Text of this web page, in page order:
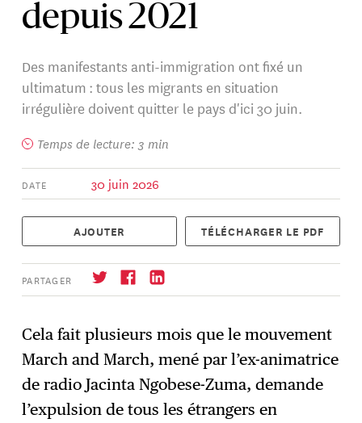
depuis 2021
Des manifestants anti-immigration ont fixé un
ultimatum : tous les migrants en situation
irrégulière doivent quitter le pays d'ici 30 juin.
Temps de lecture: 3 min
DATE 30 juin 2026
AJOUTER TÉLÉCHARGER LE PDF
PARTAGER
→ S'abonner
Cela fait plusieurs mois que le mouvement
March and March, mené par l’ex-animatrice
de radio Jacinta Ngobese-Zuma, demande
l’expulsion de tous les étrangers en